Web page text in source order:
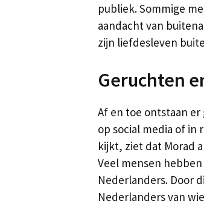
publiek. Sommige
aandacht van
zijn liefdesleven
Geruchten
Af en toe ontstaan
op social media of in
kijkt, ziet dat Morad
Veel mensen
Nederlanders. Door
Nederlanders van